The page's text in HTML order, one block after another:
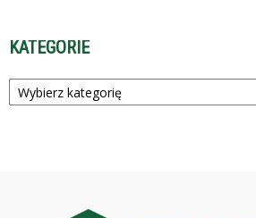
KATEGORIE
Kategorie